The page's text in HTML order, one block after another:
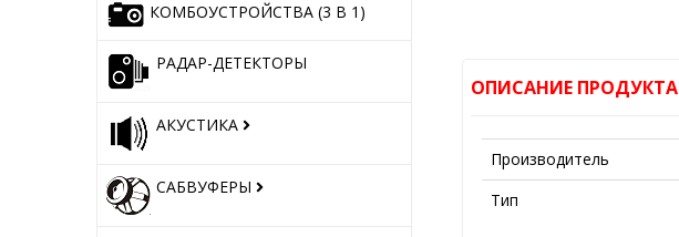
КОМБОУСТРОЙСТВА (3 В 1)
РАДАР-ДЕТЕКТОРЫ
АКУСТИКА
САБВУФЕРЫ
ОПИСАНИЕ ПРОДУКТА
Производитель
Тип